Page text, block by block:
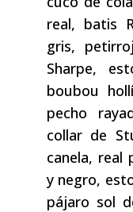
real, batis
gris,
Sharpe,
boubou
pecho
collar de
canela, real
y negro,
pájaro sol